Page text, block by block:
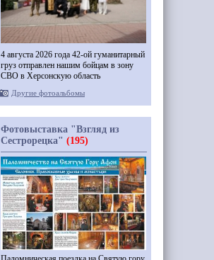
4 августа 2026 года 42-ой гуманитарный
груз отправлен нашим бойцам в зону
СВО в Херсонскую область
Другие фотоальбомы
Фотовыставка "Взгляд из
Сестрорецка" (195)